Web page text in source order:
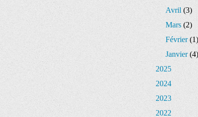
Avril(3)
Mars(2)
Février(1)
Janvier(4)
2025
2024
2023
2022